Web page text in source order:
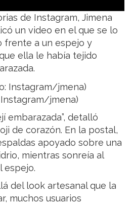
de Instagram, Jimena
un video en el que se lo
frente a un espejo y
ella le había tejido
jmena)
embarazada”, detalló
de corazón. En la postal,
apoyado sobre una
mientras sonreía al
espejo.
del look artesanal que la
muchos usuarios